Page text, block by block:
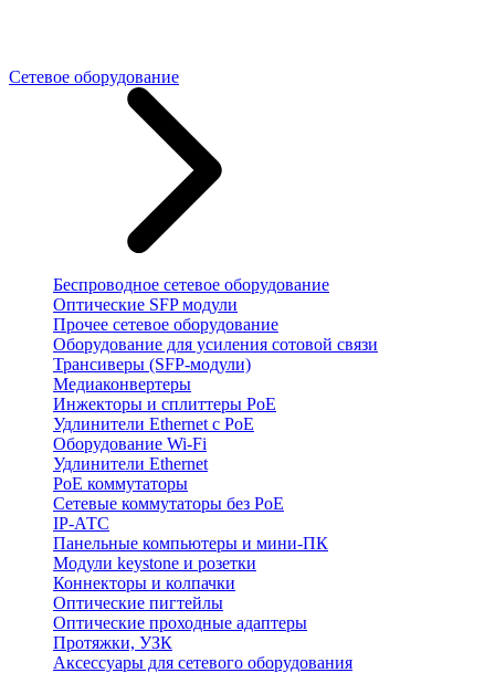
Сетевое оборудование
Беспроводное сетевое оборудование
Оптические SFP модули
Прочее сетевое оборудование
Оборудование для усиления сотовой связи
Трансиверы (SFP-модули)
Медиаконвертеры
Инжекторы и сплиттеры PoE
Удлинители Ethernet с PoE
Оборудование Wi-Fi
Удлинители Ethernet
PoE коммутаторы
Сетевые коммутаторы без PoE
IP-АТС
Панельные компьютеры и мини-ПК
Модули keystone и розетки
Коннекторы и колпачки
Оптические пигтейлы
Оптические проходные адаптеры
Протяжки, УЗК
Аксессуары для сетевого оборудования